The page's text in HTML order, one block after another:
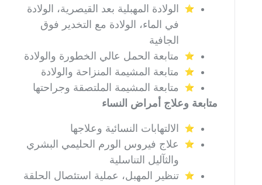
الولادة المهبلية بعد القيصرية، الولادة
في الماء، الولادة مع التخدير فوق
الجافية
متابعة الحمل عالي الخطورة والولادة
متابعة المشيمة المنزاحة والولادة
متابعة المشيمة الملتصقة وجراحتها
متابعة وعلاج أمراض النساء
الالتهابات النسائية وعلاجها
علاج فيروس الورم الحليمي البشري
والثآليل التناسلية
تنظير المهبل، عملية استئصال الحلقة